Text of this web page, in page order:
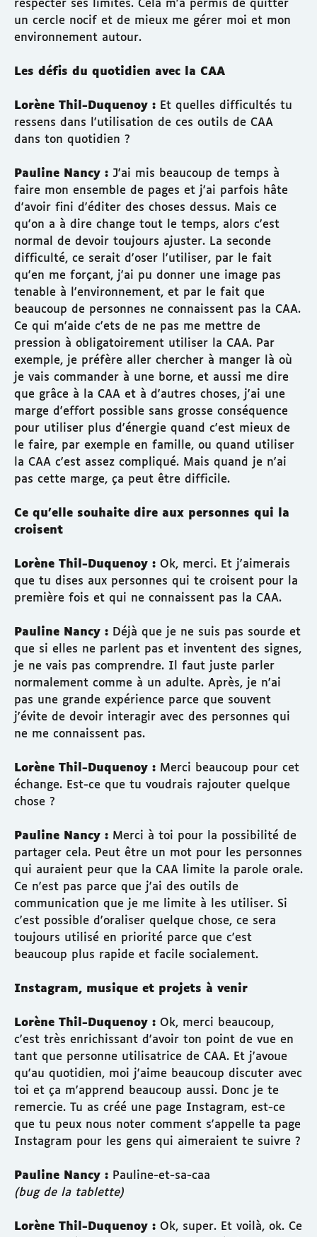
respecter ses limites. Cela m'a permis de quitter
un cercle nocif et de mieux me gérer moi et mon
environnement autour.
Les défis du quotidien avec la CAA
Lorène Thil-Duquenoy : Et quelles difficultés tu
ressens dans l'utilisation de ces outils de CAA
dans ton quotidien ?
Pauline Nancy : J'ai mis beaucoup de temps à
faire mon ensemble de pages et j'ai parfois hâte
d'avoir fini d'éditer des choses dessus. Mais ce
qu'on a à dire change tout le temps, alors c'est
normal de devoir toujours ajuster. La seconde
difficulté, ce serait d'oser l'utiliser, par le fait
qu'en me forçant, j'ai pu donner une image pas
tenable à l'environnement, et par le fait que
beaucoup de personnes ne connaissent pas la CAA.
Ce qui m'aide c'ets de ne pas me mettre de
pression à obligatoirement utiliser la CAA. Par
exemple, je préfère aller chercher à manger là où
je vais commander à une borne, et aussi me dire
que grâce à la CAA et à d'autres choses, j'ai une
marge d'effort possible sans grosse conséquence
pour utiliser plus d'énergie quand c'est mieux de
le faire, par exemple en famille, ou quand utiliser
la CAA c'est assez compliqué. Mais quand je n'ai
pas cette marge, ça peut être difficile.
Ce qu'elle souhaite dire aux personnes qui la
croisent
Lorène Thil-Duquenoy : Ok, merci. Et j'aimerais
que tu dises aux personnes qui te croisent pour la
première fois et qui ne connaissent pas la CAA.
Pauline Nancy : Déjà que je ne suis pas sourde et
que si elles ne parlent pas et inventent des signes,
je ne vais pas comprendre. Il faut juste parler
normalement comme à un adulte. Après, je n'ai
pas une grande expérience parce que souvent
j'évite de devoir interagir avec des personnes qui
ne me connaissent pas.
Lorène Thil-Duquenoy : Merci beaucoup pour cet
échange. Est-ce que tu voudrais rajouter quelque
chose ?
Pauline Nancy : Merci à toi pour la possibilité de
partager cela. Peut être un mot pour les personnes
qui auraient peur que la CAA limite la parole orale.
Ce n'est pas parce que j'ai des outils de
communication que je me limite à les utiliser. Si
c'est possible d'oraliser quelque chose, ce sera
toujours utilisé en priorité parce que c'est
beaucoup plus rapide et facile socialement.
Instagram, musique et projets à venir
Lorène Thil-Duquenoy : Ok, merci beaucoup,
c'est très enrichissant d'avoir ton point de vue en
tant que personne utilisatrice de CAA. Et j'avoue
qu'au quotidien, moi j'aime beaucoup discuter avec
toi et ça m'apprend beaucoup aussi. Donc je te
remercie. Tu as créé une page Instagram, est-ce
que tu peux nous noter comment s'appelle ta page
Instagram pour les gens qui aimeraient te suivre ?
Pauline Nancy : Pauline-et-sa-caa
(bug de la tablette)
Lorène Thil-Duquenoy : Ok, super. Et voilà, ok. Ce